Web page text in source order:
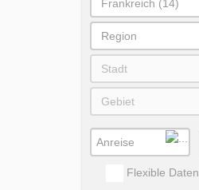
Frankreich (14)
Region
Stadt
Gebiet
Flexible Daten